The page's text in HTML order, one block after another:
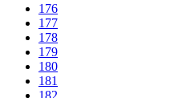
176
177
178
179
180
181